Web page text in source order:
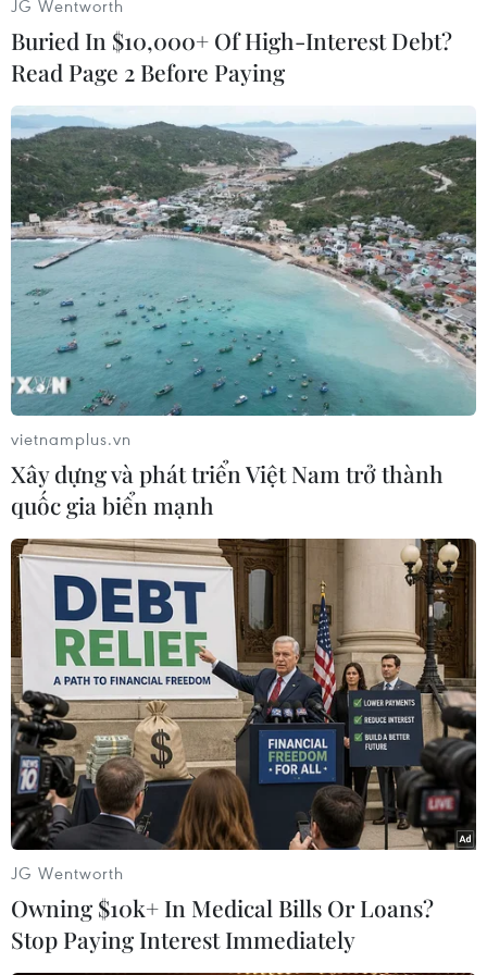
làm hơn 600 người thiệt mạng tại đảo Java./.
#Động đất mạnh #Cảnh báo sóng thần
#Tâm chấn
#Cơ quan khí tượng
#Vành đai Lửa Thái Bình Dương
Theo dõi VietnamPlus
TIN LIÊN QUAN
JG Wentworth
Buried In $10,000+ Of High-Interest Debt?
Read Page 2 Before Paying
vietnamplus.vn
Xây dựng và phát triển Việt Nam trở thành
quốc gia biển mạnh
JG Wentworth
Owning $10k+ In Medical Bills Or Loans?
Stop Paying Interest Immediately